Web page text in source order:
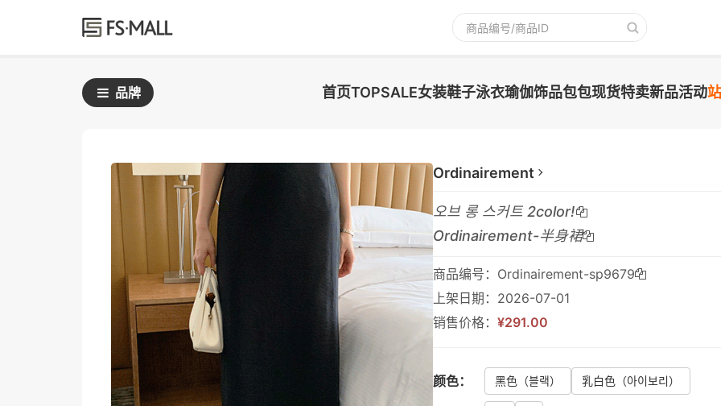
品牌 首页TOPSALE女装鞋子泳衣瑜伽饰品包包现货特卖新品活动
Ordinairement
오브 롱 스커트 2color!
Ordinairement-半身裙
商品编号：Ordinairement-sp9679
上架日期：2026-07-01
销售价格： ¥291.00
颜色： 黑色 （블랙） 乳白色 （아이보리）